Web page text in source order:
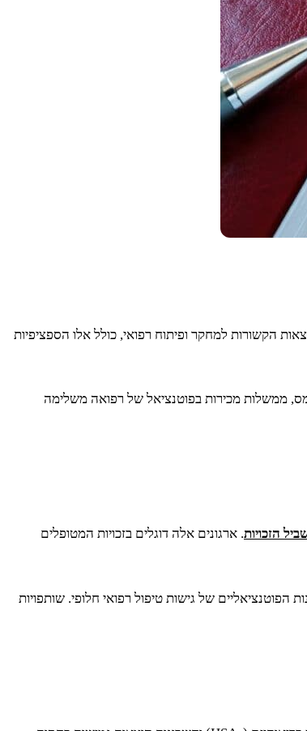
הקשורות למחקר ופיתוח רפואי, כולל אלו הספציפיות
ממשלות מכירות בפוטנציאל של רפואה משלימה
הזכויות. ארגונים אלה דוגלים בזכויות המטופלים
של גישות טיפול רפואי חלופי. שותפויות